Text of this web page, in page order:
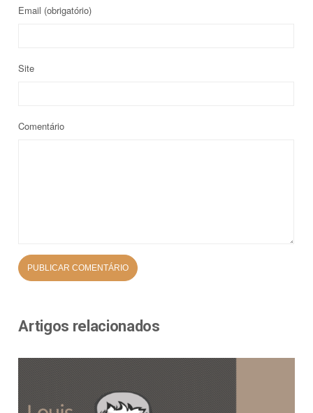
Email (obrigatório)
Site
Comentário
Artigos relacionados